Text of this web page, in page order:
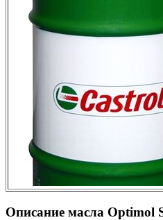
Описание масла Optimol